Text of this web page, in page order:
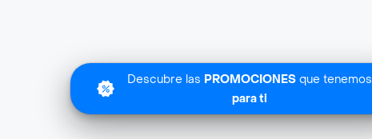
Descubre las PROMOCIONES que tenemos
para ti